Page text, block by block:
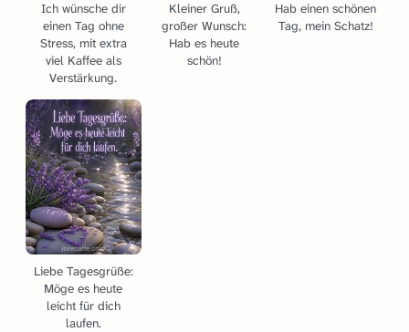
Ich wünsche dir
einen Tag ohne
Stress, mit extra
viel Kaffee als
Verstärkung.
Kleiner Gruß,
großer Wunsch:
Hab es heute
schön!
Hab einen schönen
Tag, mein Schatz!
Liebe Tagesgrüße:
Möge es heute
leicht für dich
laufen.